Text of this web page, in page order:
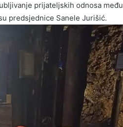
prijateljskih odnosa među
predsjednice Sanele Jurišić.